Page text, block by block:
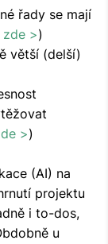
řady se mají
>)
větší (delší)
>)
(AI) na
projektu
i to-dos,
u